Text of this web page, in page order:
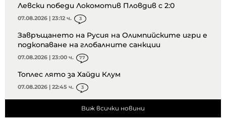
Левски победи Локомотив Пловдив с 2:0
07.08.2026 | 23:12 ч. 3
Завръщането на Русия на Олимпийските игри е
подкопаване на глобалните санкции
07.08.2026 | 23:00 ч. 77
Топлес лято за Хайди Клум
07.08.2026 | 22:45 ч. 3
Виж всички новини